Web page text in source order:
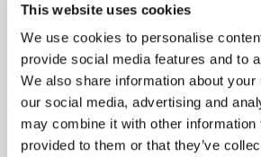
This website uses cookies
We use cookies to personalise
provide social media features and to
We also share information about
our social media, advertising and
may combine it with other information
provided to them or that they’ve